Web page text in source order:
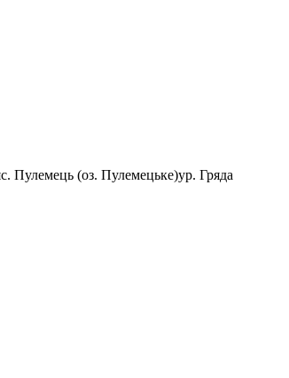
с. Пулемець (оз. Пулемецьке)ур. Гряда